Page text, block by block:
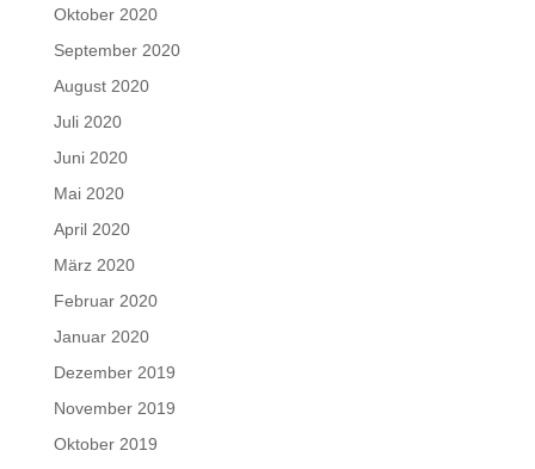
Oktober 2020
September 2020
August 2020
Juli 2020
Juni 2020
Mai 2020
April 2020
März 2020
Februar 2020
Januar 2020
Dezember 2019
November 2019
Oktober 2019